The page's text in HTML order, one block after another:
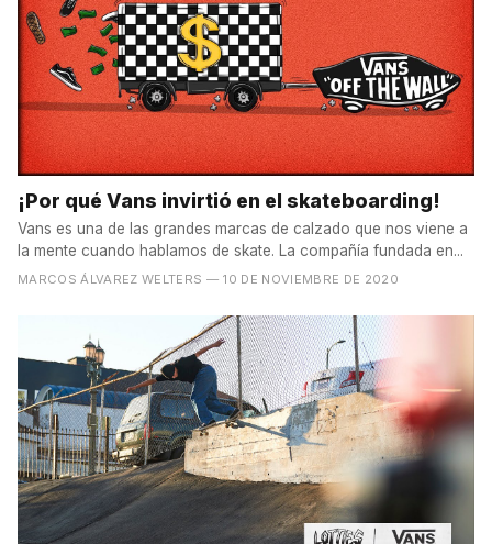
¡Por qué Vans invirtió en el skateboarding!
Vans es una de las grandes marcas de calzado que nos viene a
la mente cuando hablamos de skate. La compañía fundada en...
MARCOS ÁLVAREZ WELTERS — 10 DE NOVIEMBRE DE 2020